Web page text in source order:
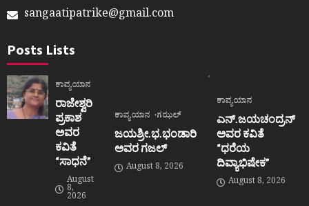
sangaatipatrike@gmail.com
Posts Lists
ಕಾವ್ಯಯಾನ
ರಾಜೇಶ್ವರಿ
ಪ್ರಕಾಶ
ಅವರ
ಕವಿತೆ
“ಸಾಧನೆ”
August
8,
2026
ಕಾವ್ಯಯಾನ ಗಝಲ್
ಜಯಶ್ರೀ.ಭ.ಭಂಡಾರಿ
ಅವರ ಗಜಲ್
August 8, 2026
ಕಾವ್ಯಯಾನ
ಎನ್.ಜಯಚಂದ್ರನ್
ಅವರ ಕವಿತೆ
“ಧರೆಯ
ದಿವ್ಯಾಭಿಷೇಕ”
August 8, 2026